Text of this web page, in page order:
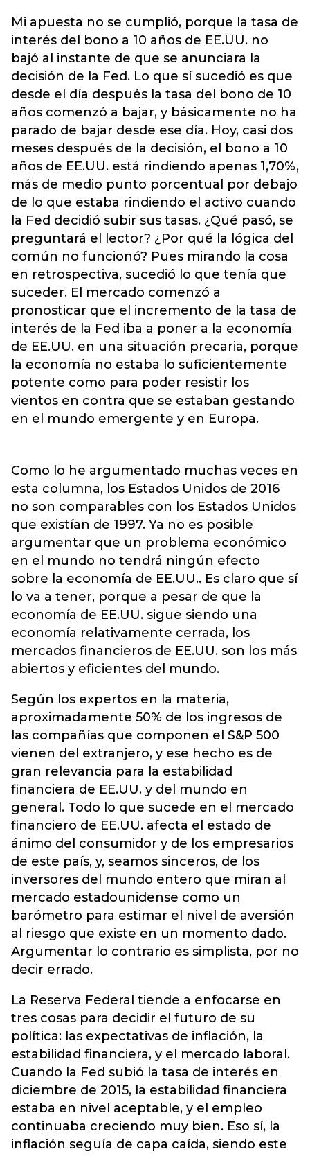
Mi apuesta no se cumplió, porque la tasa de
interés del bono a 10 años de EE.UU. no
bajó al instante de que se anunciara la
decisión de la Fed. Lo que sí sucedió es que
desde el día después la tasa del bono de 10
años comenzó a bajar, y básicamente no ha
parado de bajar desde ese día. Hoy, casi dos
meses después de la decisión, el bono a 10
años de EE.UU. está rindiendo apenas 1,70%,
más de medio punto porcentual por debajo
de lo que estaba rindiendo el activo cuando
la Fed decidió subir sus tasas. ¿Qué pasó, se
preguntará el lector? ¿Por qué la lógica del
común no funcionó? Pues mirando la cosa
en retrospectiva, sucedió lo que tenía que
suceder. El mercado comenzó a
pronosticar que el incremento de la tasa de
interés de la Fed iba a poner a la economía
de EE.UU. en una situación precaria, porque
la economía no estaba lo suficientemente
potente como para poder resistir los
vientos en contra que se estaban gestando
en el mundo emergente y en Europa.
Como lo he argumentado muchas veces en
esta columna, los Estados Unidos de 2016
no son comparables con los Estados Unidos
que existían de 1997. Ya no es posible
argumentar que un problema económico
en el mundo no tendrá ningún efecto
sobre la economía de EE.UU.. Es claro que sí
lo va a tener, porque a pesar de que la
economía de EE.UU. sigue siendo una
economía relativamente cerrada, los
mercados financieros de EE.UU. son los más
abiertos y eficientes del mundo.
Según los expertos en la materia,
aproximadamente 50% de los ingresos de
las compañías que componen el S&P 500
vienen del extranjero, y ese hecho es de
gran relevancia para la estabilidad
financiera de EE.UU. y del mundo en
general. Todo lo que sucede en el mercado
financiero de EE.UU. afecta el estado de
ánimo del consumidor y de los empresarios
de este país, y, seamos sinceros, de los
inversores del mundo entero que miran al
mercado estadounidense como un
barómetro para estimar el nivel de aversión
al riesgo que existe en un momento dado.
Argumentar lo contrario es simplista, por no
decir errado.
La Reserva Federal tiende a enfocarse en
tres cosas para decidir el futuro de su
política: las expectativas de inflación, la
estabilidad financiera, y el mercado laboral.
Cuando la Fed subió la tasa de interés en
diciembre de 2015, la estabilidad financiera
estaba en nivel aceptable, y el empleo
continuaba creciendo muy bien. Eso sí, la
inflación seguía de capa caída, siendo este